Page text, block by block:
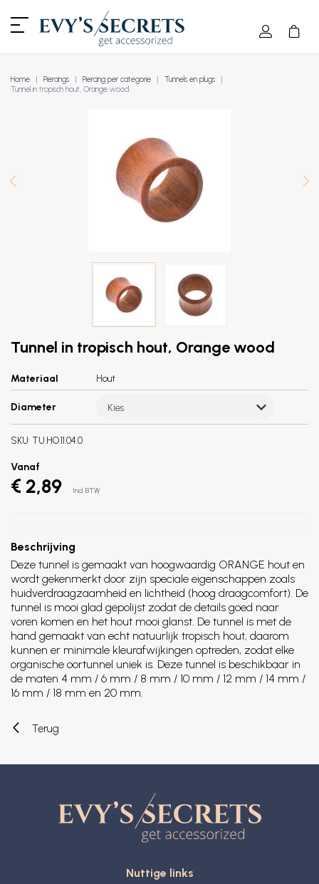
Home Piercings Piercing per categorie
Tunnels en plugs
Tunnel in tropisch hout, Orange wood
Tunnel in tropisch hout, Orange wood
Materiaal Hout
Diameter Kies
SKU: TU.HO.11.04.0
Vanaf
€ 2,89 Incl. BTW
Beschrijving
Deze tunnel is gemaakt van hoogwaardig ORANGE hout en
wordt gekenmerkt door zijn speciale eigenschappen zoals
huidverdraagzaamheid en lichtheid (hoog draagcomfort). De
tunnel is mooi glad gepolijst zodat de details goed naar
voren komen en het hout mooi glanst. De tunnel is met de
hand gemaakt van echt natuurlijk tropisch hout, daarom
kunnen er minimale kleurafwijkingen optreden, zodat elke
organische oortunnel uniek is. Deze tunnel is beschikbaar in
de maten 4 mm / 6 mm / 8 mm / 10 mm / 12 mm / 14 mm /
16 mm / 18 mm en 20 mm.
Terug
Nuttige links